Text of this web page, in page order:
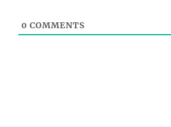
0 COMMENTS